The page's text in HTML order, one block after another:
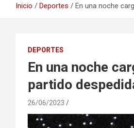
Inicio Deportes En una noche
DEPORTES
En una noche
partido
26/06/2023